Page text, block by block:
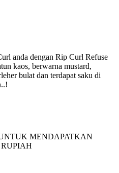
anda dengan Rip Curl Refuse
kaos, berwarna mustard,
bulat dan terdapat saku di
MENDAPATKAN
RUPIAH